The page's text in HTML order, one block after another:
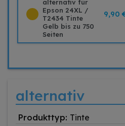
alternativ für
Epson 24XL /
T2434 Tinte
Gelb bis zu 750
Seiten
9,90
alternativ
Produkttyp: Tinte